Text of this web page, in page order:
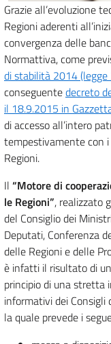
Grazie all’evoluzione
Regioni aderenti
convergenza delle
Normattiva, come
di stabilità 2014
conseguentedecreto
il 18.9.2015 in
di accesso all’intero
tempestivamente con
Regioni.
Il “Motore di
le Regioni”, realizzato
del Consiglio dei
Deputati, Conferenza
delle Regioni e delle
è infatti il risultato di
principio di una stretta
informativi dei Consigli
la quale prevede i